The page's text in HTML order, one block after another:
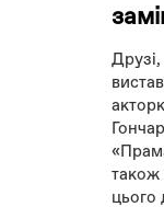
також
цього